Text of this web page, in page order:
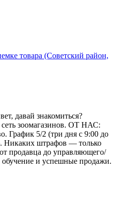
товара (Советский район,
давай знакомиться?
зоомагазинов. ОТ НАС:
График 5/2 (три дня с 9:00 до
Никаких штрафов — только
продавца до управляющего/
и успешные продажи.